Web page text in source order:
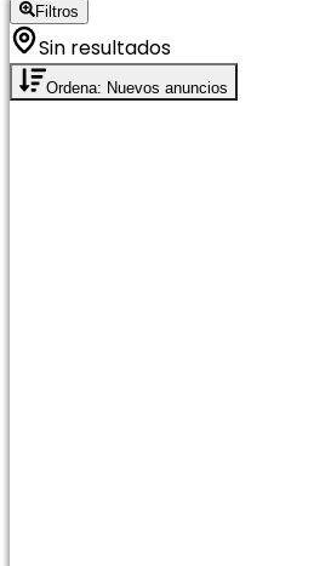
Filtros
Sin resultados
Ordena: Nuevos anuncios